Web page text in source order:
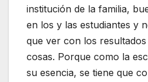
institución de la familia,
en los y las estudiantes y
que ver con los resultados
cosas. Porque como la
su esencia, se tiene que